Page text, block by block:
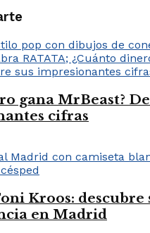
gana MrBeast?
cifras
Kroos: descubre
en Madrid